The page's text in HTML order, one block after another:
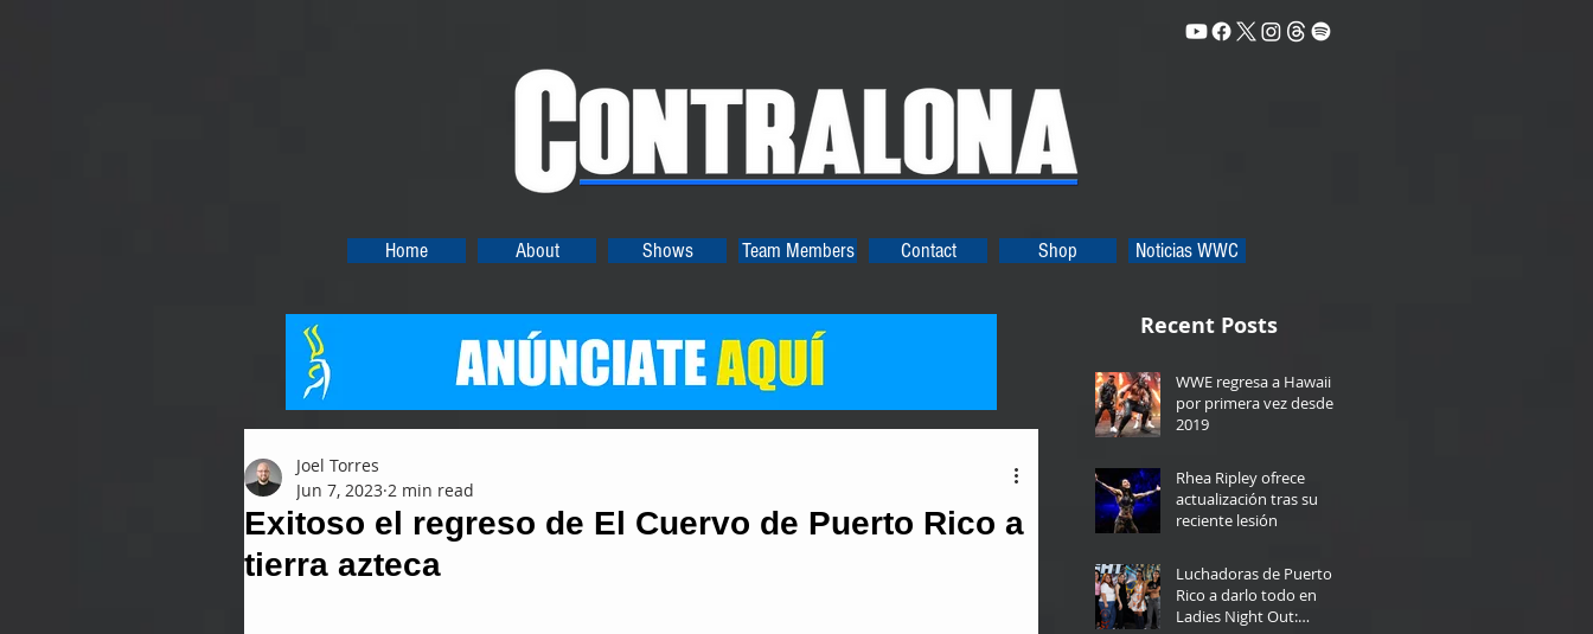
Home About Shows Team Members Contact Shop Noticias WWC
Exitoso el regreso de El Cuervo de Puerto Rico a
tierra azteca
Joel Torres
Jun 7, 2023 2 min read
Recent Posts
WWE regresa a Hawaii
por primera vez desde
2019
Rhea Ripley ofrece
actualización tras su
reciente lesión
Luchadoras de Puerto
Rico a darlo todo en
Ladies Night Out: